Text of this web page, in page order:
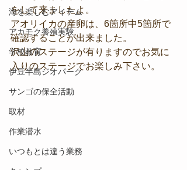
海を楽しむアイテム
アカモク養殖実験
学校教育
伊豆半島ジオパーク
サンゴの保全活動
取材
作業潜水
いつもとは違う業務
をして来ましたよ。
アオリイカの産卵は、6箇所中5箇所で
確認することが出来ました。
沢山のステージが有りますのでお気に
入りのステージでお楽しみ下さい。